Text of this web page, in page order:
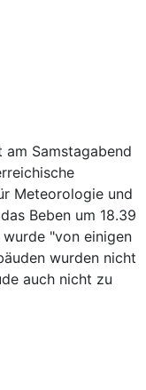
am Samstagabend
Meteorologie und
Beben um 18.39
"von einigen
wurden nicht
auch nicht zu